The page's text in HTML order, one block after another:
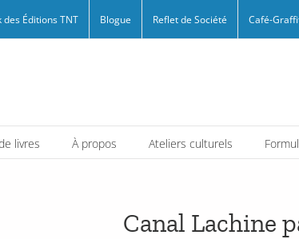
des Éditions TNT Blogue Reflet de Société Café-
livres À propos Ateliers culturels
Canal Lachine